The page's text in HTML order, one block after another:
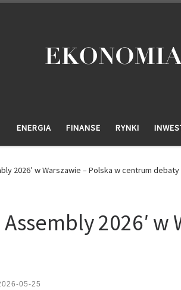
ENERGIA FINANSE RYNKI
2026′ w Warszawie – Polska w centrum debaty
2026′
05-25